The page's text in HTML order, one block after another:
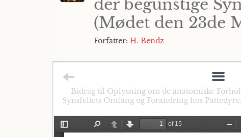
der begunstige
(Mødet den 23de
Forfatter: H. Bendz
Bidrag til Oplysning om de anatomiske
Synsfeltets Omfang og Forandring hos